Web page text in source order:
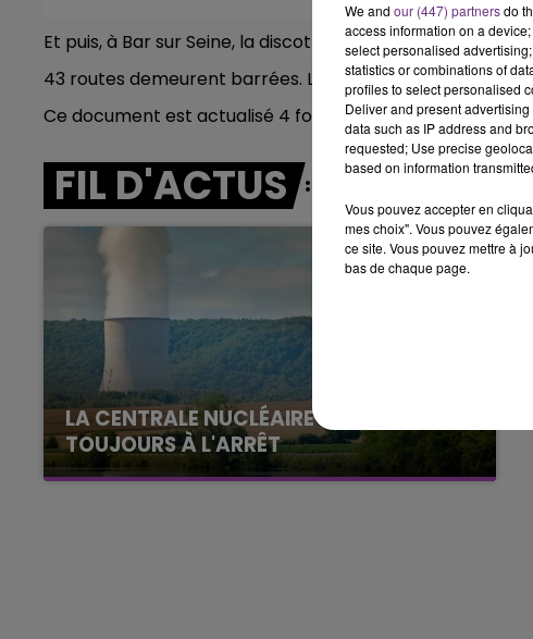
Et puis, à Bar sur Seine, la discothèque le K2A annonce
43 routes demeurent barrées. La carte des routes
Ce document est actualisé 4 fois par jour.
FIL D'ACTUS
LA CENTRALE NUCLÉAIRE DE CHOOZ
TOUJOURS À L'ARRÊT
Cela fait déjà une semaine que la centrale
15h00 - 19h00
Le Club Champagne FM
We and our (447) partnersdo
access information on a
select personalised
statistics or combinations of
profiles to select personalised
Deliver and present
data such as IP address and
requested; Use precise
based on information
Vous pouvez accepter en
mes choix". Vous pouvez
ce site. Vous pouvez mettre à
bas de chaque page.